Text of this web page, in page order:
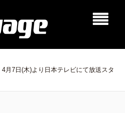
月7日(木)より日本テレビにて放送スタ